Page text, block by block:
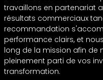
travaillons en partenariat
résultats commerciaux
recommandation
performance clairs, et
long de la mission afin de
pleinement parti de vos
transformation.